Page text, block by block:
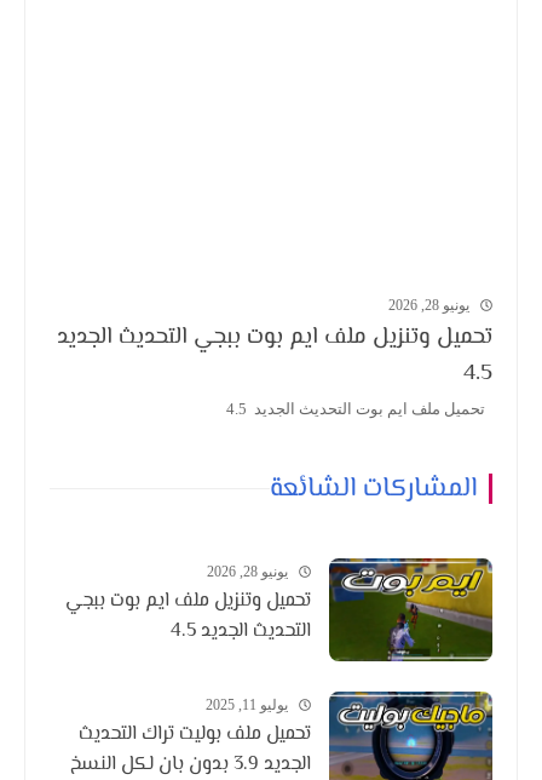
يونيو 28, 2026
تحميل وتنزيل ملف ايم بوت ببجي التحديث الجديد
4.5
تحميل ملف ايم بوت التحديث الجديد 4.5
المشاركات الشائعة
يونيو 28, 2026
تحميل وتنزيل ملف ايم بوت ببجي
التحديث الجديد 4.5
يوليو 11, 2025
تحميل ملف بوليت تراك التحديث
الجديد 3.9 بدون بان لكل النسخ